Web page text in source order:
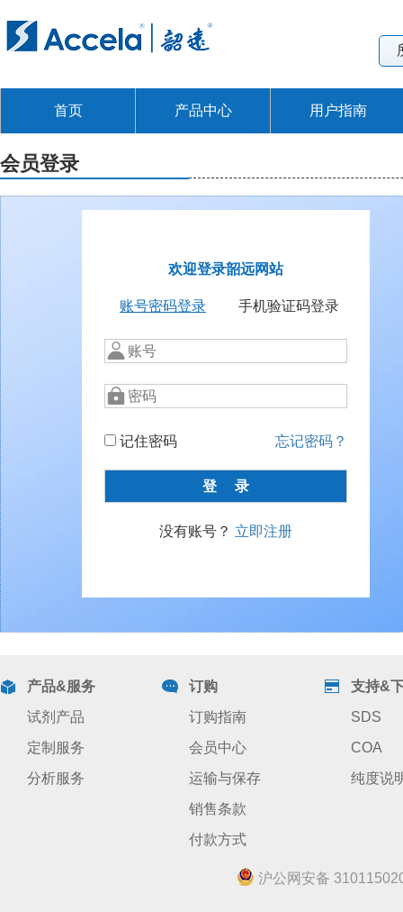
首页 产品中心 用户指南
会员登录
欢迎登录韶远网站
账号密码登录 手机验证码登录
记住密码 忘记密码？
没有账号？ 立即注册
产品&服务
试剂产品
定制服务
分析服务
订购
订购指南
会员中心
运输与保存
销售条款
付款方式
支持&
SDS
COA
纯度说
沪公网安备